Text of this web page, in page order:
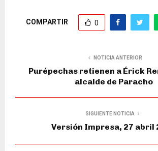
COMPARTIR 0
NOTICIA ANTERIOR
Purépechas retienen a Érick
alcalde de Paracho
SIGUIENTE NOTICIA
Versión Impresa, 27 abril